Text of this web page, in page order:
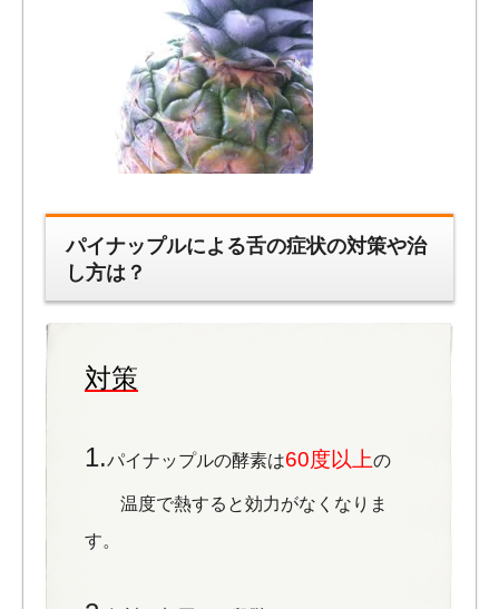
パイナップルによる舌の症状の対策や治
し方は？
対策
1.パイナップルの酵素は60度以上の
温度で熱すると効力がなくなりま
す。